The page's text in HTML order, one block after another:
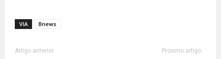
VIA Bnews
Artigo anterior Próximo artigo